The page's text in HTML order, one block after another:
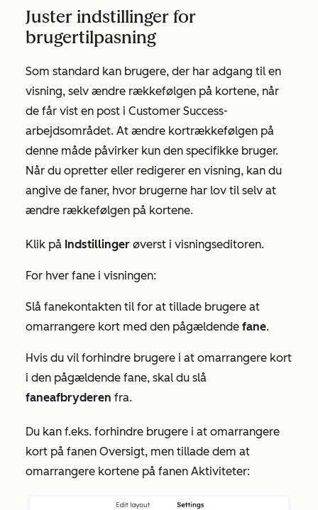
Juster indstillinger for
brugertilpasning
Som standard kan brugere, der har adgang til en
visning, selv ændre rækkefølgen på kortene, når
de får vist en post i Customer Success-
arbejdsområdet. At ændre kortrækkefølgen på
denne måde påvirker kun den specifikke bruger.
Når du opretter eller redigerer en visning, kan du
angive de faner, hvor brugerne har lov til selv at
ændre rækkefølgen på kortene.
Klik på Indstillinger øverst i visningseditoren.
For hver fane i visningen:
Slå fanekontakten til for at tillade brugere at
omarrangere kort med den pågældende fane.
Hvis du vil forhindre brugere i at omarrangere kort
i den pågældende fane, skal du slå
faneafbryderen fra.
Du kan f.eks. forhindre brugere i at omarrangere
kort på fanen Oversigt, men tillade dem at
omarrangere kortene på fanen Aktiviteter: